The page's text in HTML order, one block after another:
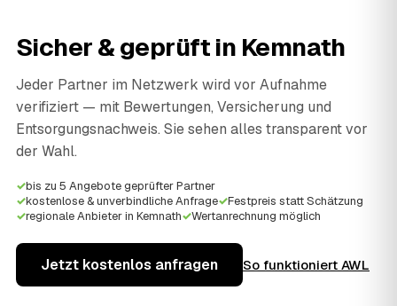
Sicher & geprüft in Kemnath
Jeder Partner im Netzwerk wird vor Aufnahme
verifiziert — mit Bewertungen, Versicherung und
Entsorgungsnachweis. Sie sehen alles transparent vor
der Wahl.
✓bis zu 5 Angebote geprüfter Partner
✓kostenlose & unverbindliche Anfrage✓Festpreis statt Schätzung
✓regionale Anbieter in Kemnath✓Wertanrechnung möglich
Jetzt kostenlos anfragen So funktioniert AWL